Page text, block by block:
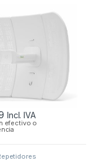
AIRMAX 5GHZ
316MW + POE
Incl. IVA
efectivo o